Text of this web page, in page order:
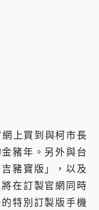
上買到與柯市長
豬年。另外與台
豬寶版」，以及
在訂製官網同時
特別訂製版手機